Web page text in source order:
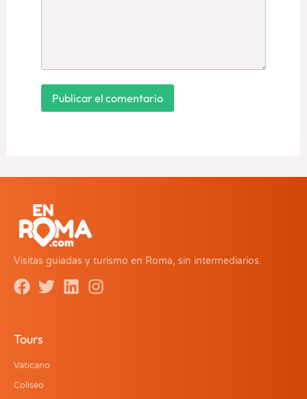
Visitas guiadas y turismo en Roma, sin intermediarios.
Tours
Vaticano
Coliseo